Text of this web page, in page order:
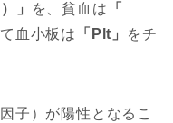
」 を、貧血は 「
血小板は 「Plt」
をチ
子）が陽性となるこ